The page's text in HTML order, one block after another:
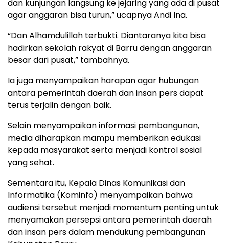
dan kunjungan langsung ke jejaring yang ada di pusat
agar anggaran bisa turun,” ucapnya Andi Ina.
“Dan Alhamdulillah terbukti. Diantaranya kita bisa
hadirkan sekolah rakyat di Barru dengan anggaran
besar dari pusat,” tambahnya.
Ia juga menyampaikan harapan agar hubungan
antara pemerintah daerah dan insan pers dapat
terus terjalin dengan baik.
Selain menyampaikan informasi pembangunan,
media diharapkan mampu memberikan edukasi
kepada masyarakat serta menjadi kontrol sosial
yang sehat.
Sementara itu, Kepala Dinas Komunikasi dan
Informatika (Kominfo) menyampaikan bahwa
audiensi tersebut menjadi momentum penting untuk
menyamakan persepsi antara pemerintah daerah
dan insan pers dalam mendukung pembangunan